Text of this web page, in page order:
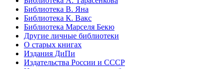
Библиотека В. Яна
Библиотека К. Вакс
Библиотека Марселя Бекю
Другие личные библиотеки
О старых книгах
Издания ДиПи
Издательства России и СССР